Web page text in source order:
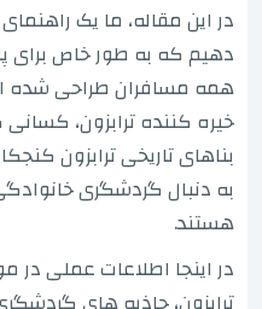
در این مقاله، ما یک
دهیم که به طور خاص
همه مسافران طراحی شده
خیره کننده ترابزون،
بناهای تاریخی ترابزون
به دنبال گردشگری
هستند.
در اینجا اطلاعات عملی در